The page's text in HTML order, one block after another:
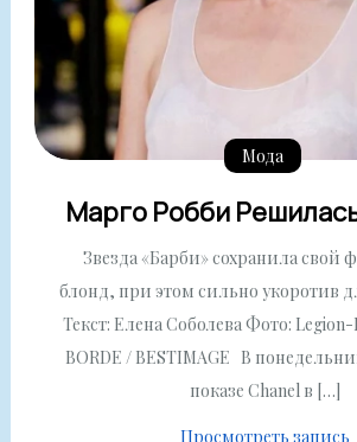
Мода
Марго Робби
Звезда «Барби» сохранила
блонд, при этом сильно укоротив
Текст: Елена Соболева Фото: Legion-
BORDE / BESTIMAGE В
показе Chanel в […]
Просмотреть запись